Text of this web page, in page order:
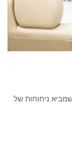
ניחוחות של